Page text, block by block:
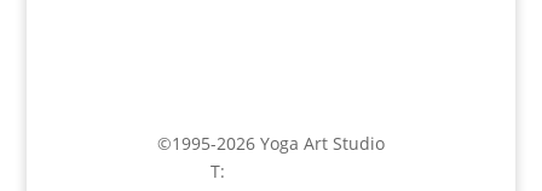
©1995-2026 Yoga Art Studio
T: